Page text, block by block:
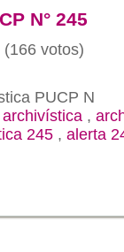
N° 245
(166 votos)
PUCP N
archivística ,
245 , alerta